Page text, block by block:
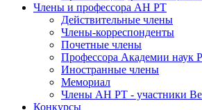
Члены и профессора АН РТ
Действительные члены
Члены-корреспонденты
Почетные члены
Профессора Академии наук
Иностранные члены
Мемориал
Члены АН РТ - участники
Конкурсы